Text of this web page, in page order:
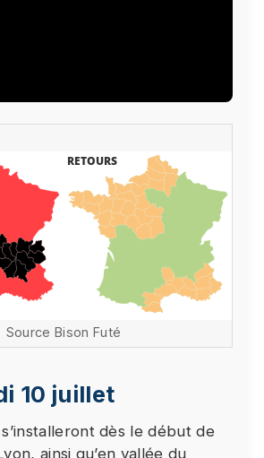
de cette vidéo peut entraîner le
vers laquelle vous serez
donné votre refus du dépôt de
vous avez exprimé, afin de
choix, nous avons bloqué la
vidéo. Si vous souhaitez
lire la vidéo, vous devez nous
consentement en cliquant sur le
Source Bison Futé
10 juillet
dès le début de
ainsi qu’en vallée du